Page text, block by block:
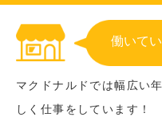
働いて
マクドナルドでは幅広い
しく仕事をしています！